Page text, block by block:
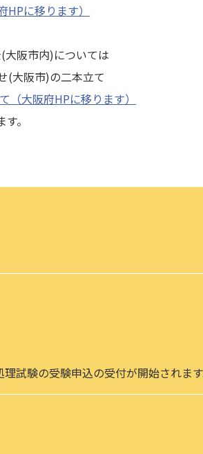
に移ります）
大阪市内)については
(大阪市)の二本立て
（大阪府HPに移ります）
。
理試験の受験申込の受付が開始され